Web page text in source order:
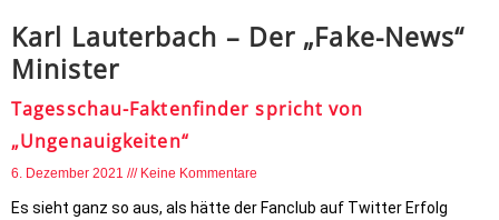
Karl Lauterbach – Der „Fake-News“
Minister
Tagesschau-Faktenfinder spricht von
„Ungenauigkeiten“
6. Dezember 2021 Keine Kommentare
Es sieht ganz so aus, als hätte der Fanclub auf Twitter Erfolg